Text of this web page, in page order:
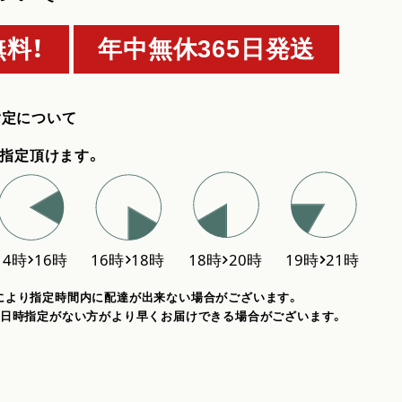
！ 年中無休365日発送
について
定頂けます。
り指定時間内に配達が出来ない場合がございます。
時指定がない方がより早くお届けできる場合がございます。